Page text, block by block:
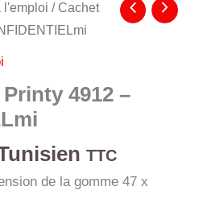
l'emploi / Cachet
4912 –
TTC
de la gomme 47 x